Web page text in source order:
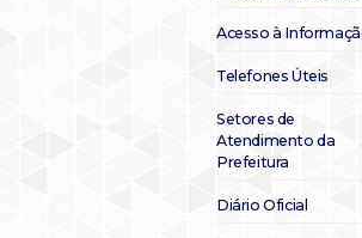
Acesso à
Telefones Úteis
Setores de
Atendimento da
Prefeitura
Diário Oficial